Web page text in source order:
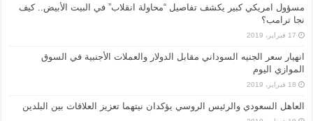
مسؤول امريكي كبير يكشف تفاصيل “محاولة انقلاب” في البيت الأبيض.. كيف
نجا ترامب؟
17 فبراير، 2019
انهيار سعر الجنيه السوداني مقابل الدولار والعملات الأجنبية في السوق
الموازي اليوم
18 فبراير، 2019
العاهل السعودي والرئيس الروسي يؤكدان نيتهما تعزيز العلاقات بين البلدين